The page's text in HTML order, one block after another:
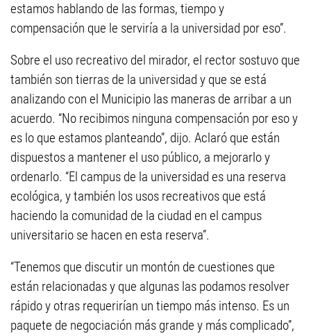
estamos hablando de las formas, tiempo y
compensación que le serviría a la universidad por eso”.
Sobre el uso recreativo del mirador, el rector sostuvo que
también son tierras de la universidad y que se está
analizando con el Municipio las maneras de arribar a un
acuerdo. “No recibimos ninguna compensación por eso y
es lo que estamos planteando”, dijo. Aclaró que están
dispuestos a mantener el uso público, a mejorarlo y
ordenarlo. “El campus de la universidad es una reserva
ecológica, y también los usos recreativos que está
haciendo la comunidad de la ciudad en el campus
universitario se hacen en esta reserva”.
“Tenemos que discutir un montón de cuestiones que
están relacionadas y que algunas las podamos resolver
rápido y otras requerirían un tiempo más intenso. Es un
paquete de negociación más grande y más complicado”,